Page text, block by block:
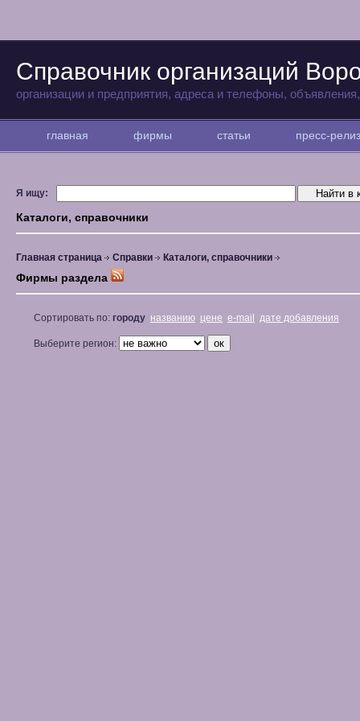
Справочник организаций
организации и предприятия, адреса и телефоны,
главная фирмы статьи пресс-
Я ищу:
Каталоги, справочники
Главная страница Справки Каталоги, справочники
Фирмы раздела
Сортировать по: городу названию цене e-mail дате добавления
Выберите регион: